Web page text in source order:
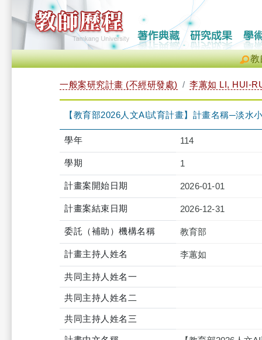
教
一般案研究計畫 (不經研發處) 李蕙如 LI, HUI-
【教育部2026人文AI試育計畫】計畫名稱─淡水
學年 114
學期 1
計畫案開始日期 2026-01-01
計畫案結束日期 2026-12-31
委託（補助）機構名稱 教育部
計畫主持人姓名 李蕙如
共同主持人姓名一
共同主持人姓名二
共同主持人姓名三